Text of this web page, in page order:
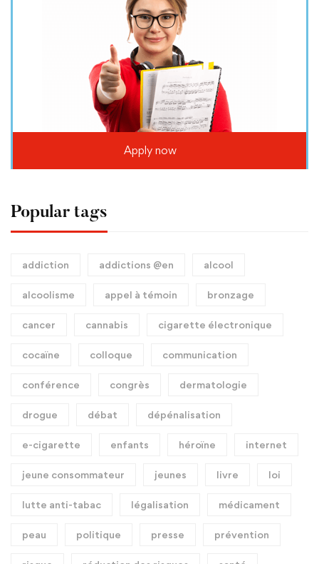
Apply now
Popular tags
addiction addictions @en alcool
alcoolisme appel à témoin bronzage
cancer cannabis cigarette électronique
cocaïne colloque communication
conférence congrès dermatologie
drogue débat dépénalisation
e-cigarette enfants héroïne internet
jeune consommateur jeunes livre loi
lutte anti-tabac légalisation médicament
peau politique presse prévention